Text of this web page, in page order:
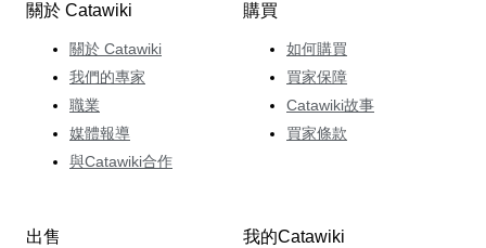
關於 Catawiki
關於 Catawiki
我們的專家
職業
媒體報導
與Catawiki合作
購買
如何購買
買家保障
Catawiki故事
買家條款
出售 我的Catawiki